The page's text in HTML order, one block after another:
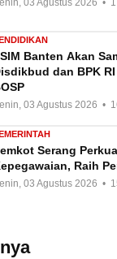
03 Agustus 2026 •
Banten Akan
dan BPK
03 Agustus 2026 •
Serang
Raih
03 Agustus 2026 •